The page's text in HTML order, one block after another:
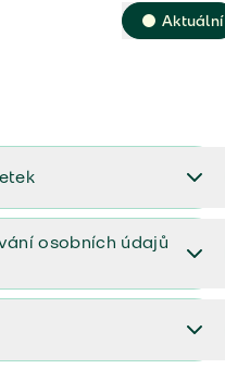
Aktuální
osobních údajů
údajů (PDF)